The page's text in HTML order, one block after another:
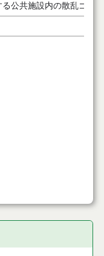
る公共施設内の散乱ゴミ